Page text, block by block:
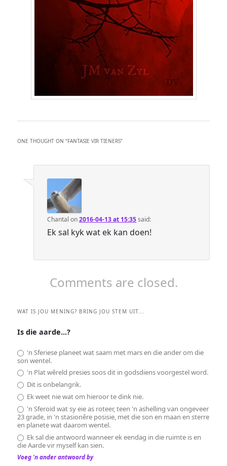
ONE THOUGHT ON “FANTASIE VIR TIENERS”
Chantal on2016-04-13 at 15:35said:
Ek sal kyk wat ek kan doen!
Comments are closed.
WAT IS JOU MENING? BRING JOU STEM UIT...
Is die aarde...?
'n Sferiese planeet wat saam met mars en die ander om die
son wentel.
'n Plat wêreld presies soos dit in godsdiens voorgestel word.
Dit is onbelangrik.
Ek weet nie wat om hieroor te dink nie.
'n Sferoïd wat sy eie as roteer, teen 'n ashelling van ongeveer
23 grade, in 'n stasionêre posisie, met die son en maan en sterre
en planete wat daarom wentel.
Ek sal die antwoord wanneer ek eendag in die ruimte is en
die Aarde vir myself kan sien.
Voeg 'n ander antwoord by